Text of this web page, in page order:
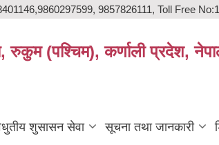
9857826111, Toll Free
रुकुम (पश्चिम), कर्णाली प्रदेश,
शुसासन सेवा सूचना तथा जानकारी